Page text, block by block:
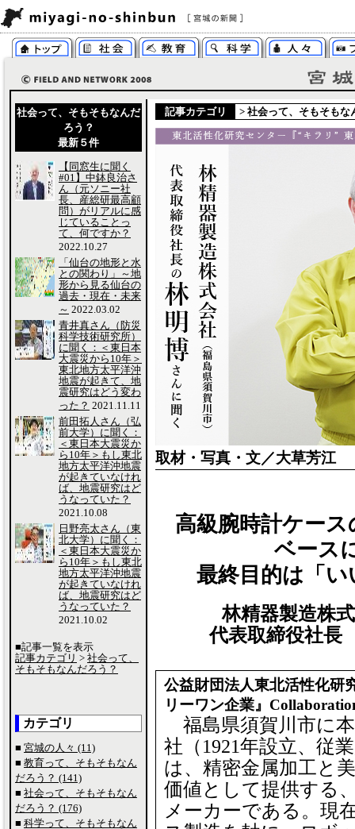
記事カテゴリ > 社会って、そもそもな
取材・写真・文／大草芳江
高級腕時計ケー
ベース
最終目的は「
林精器製造株
代表取締役社
公益財団法人東北活性化研
リーワン企業』
福島県須賀川市に
社（1921年設立、従
は、精密金属加工と
価値として提供する
メーカーである。現
社会って、そもそもなんだ
ろう？
最新５件
【同窓生に聞く
#01】中鉢良治さ
ん（元ソニー社
長、産総研最高顧
問）がリアルに感
じていることっ
て、何ですか？
2022.10.27
「仙台の地形と水
との関わり」～地
形から見る仙台の
過去・現在・未来
～ 2022.03.02
青井真さん（防災
科学技術研究所）
に聞く：＜東日本
大震災から10年＞
東北地方太平洋沖
地震が起きて、地
震研究はどう変わ
った？ 2021.11.11
前田拓人さん（弘
前大学）に聞く：
＜東日本大震災か
ら10年＞もし東北
地方太平洋沖地震
が起きていなけれ
ば、地震研究はど
うなっていた？
2021.10.08
日野亮太さん（東
北大学）に聞く：
＜東日本大震災か
ら10年＞もし東北
地方太平洋沖地震
が起きていなけれ
ば、地震研究はど
うなっていた？
2021.10.02
■記事一覧を表示
記事カテゴリ > 社会って、
そもそもなんだろう？
カテゴリ
■ 宮城の人々 (11)
■ 教育って、そもそもなん
だろう？ (141)
■ 社会って、そもそもなん
だろう？ (176)
■ 科学って、そもそもなん